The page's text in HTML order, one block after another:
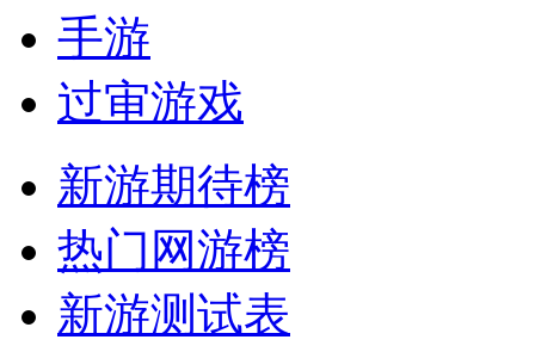
手游
过审游戏
新游期待榜
热门网游榜
新游测试表